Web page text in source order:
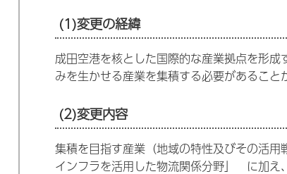
(1)変更の経緯
成田空港を核とした国際的な産業拠点を形
みを生かせる産業を集積する必要があること
(2)変更内容
集積を目指す産業（地域の特性及びその活
インフラを活用した物流関係分野」 に加え